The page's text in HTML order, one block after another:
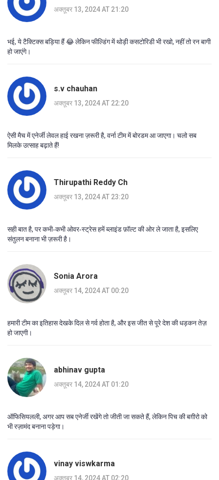
अक्तूबर 13, 2024 AT 21:20
भई, ये टैक्टिक्स बड़िया हैं 😂 लेकिन फील्डिंग में थोड़ी कसटोरिडी भी रखो, नहीं तो रन बागी
हो जाएंगे।
s.v chauhan
अक्तूबर 13, 2024 AT 22:20
ऐसी मैच में एनेर्जी लेवल हाई रखना ज़रूरी है, वर्ना टीम में बोरडम आ जाएगा। चलो सब
मिलके उत्साह बढ़ाते हैं!
Thirupathi Reddy Ch
अक्तूबर 13, 2024 AT 23:20
सही बात है, पर कभी‑कभी ओवर‑स्ट्रेस हमें ब्लाइंड फ़ॉल्ट की ओर ले जाता है, इसलिए
संतुलन बनाना भी ज़रूरी है।
Sonia Arora
अक्तूबर 14, 2024 AT 00:20
हमारी टीम का इतिहास देखके दिल से गर्व होता है, और इस जीत से पूरे देश की धड़कन तेज़
हो जाएगी।
abhinav gupta
अक्तूबर 14, 2024 AT 01:20
ऑफिसियलली, अगर आप सब एनेर्जी रखेंगे तो जीती जा सकते हैं, लेकिन पिच की बग़ीरो को
भी रज़ामंद बनाना पड़ेगा।
vinay viswkarma
अक्तूबर 14, 2024 AT 02:20